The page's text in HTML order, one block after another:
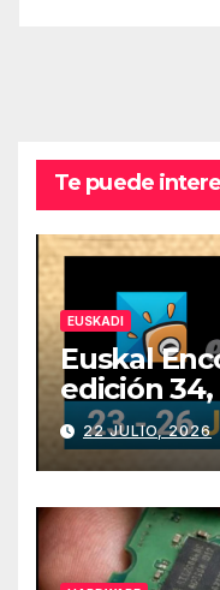
Te puede
EUSKADI
Euskal
edición 34,
julio
22 JULIO, 2026